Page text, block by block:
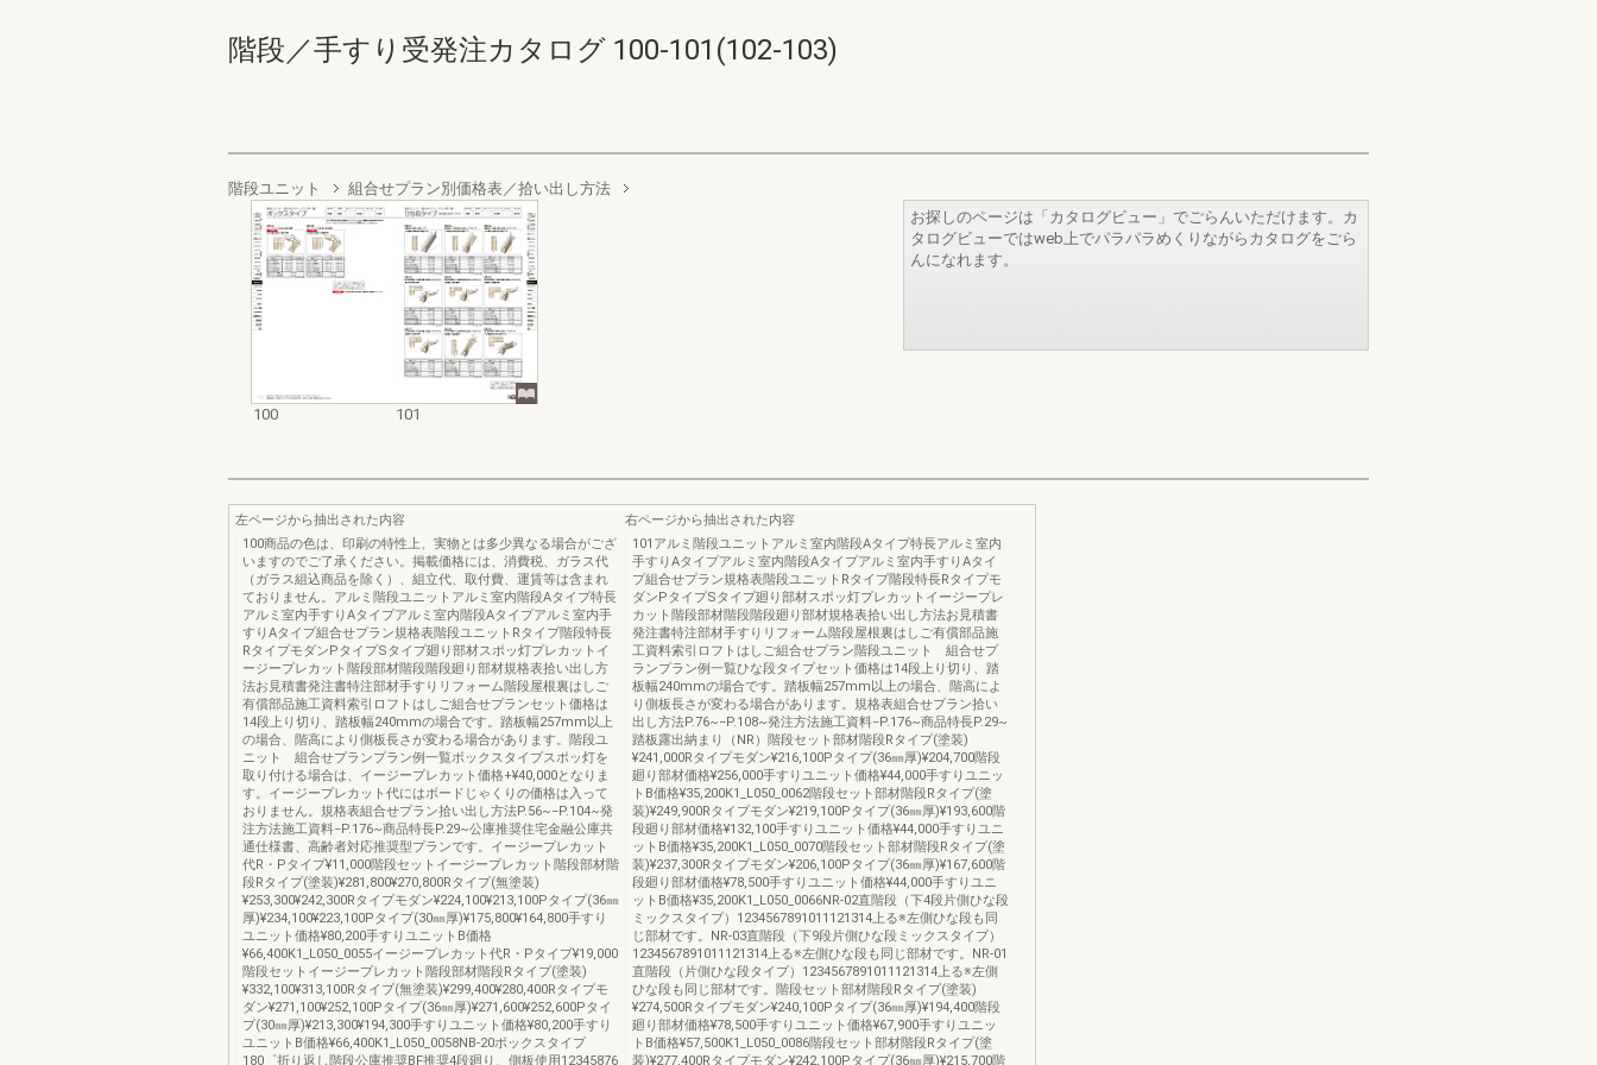
階段／手すり受発注カタログ 100-101(102-103)
階段ユニット 組合せプラン別価格表／拾い出し方法
100 101
お探しのページは「カタログビュー」でごらんいただけます。カ
タログビューではweb上でパラパラめくりながらカタログをごら
んになれます。
左ページから抽出された内容
100商品の色は、印刷の特性上、実物とは多少異なる場合がござ
いますのでご了承ください。掲載価格には、消費税、ガラス代
（ガラス組込商品を除く）、組立代、取付費、運賃等は含まれ
ておりません。アルミ階段ユニットアルミ室内階段Aタイプ特長
アルミ室内手すりAタイプアルミ室内階段Aタイプアルミ室内手
すりAタイプ組合せプラン規格表階段ユニットRタイプ階段特長
RタイプモダンPタイプSタイプ廻り部材スポッ灯プレカットイ
ージープレカット階段部材階段階段廻り部材規格表拾い出し方
法お見積書発注書特注部材手すりリフォーム階段屋根裏はしご
有償部品施工資料索引ロフトはしご組合せプランセット価格は
14段上り切り、踏板幅240mmの場合です。踏板幅257mm以上
の場合、階高により側板長さが変わる場合があります。階段ユ
ニット 組合せプランプラン例一覧ボックスタイプスポッ灯を
取り付ける場合は、イージープレカット価格+¥40,000となりま
す。イージープレカット代にはボードじゃくりの価格は入って
おりません。規格表組合せプラン拾い出し方法P.56~−P.104~発
注方法施工資料−P.176~商品特長P.29~公庫推奨住宅金融公庫共
通仕様書、高齢者対応推奨型プランです。イージープレカット
代R・Pタイプ¥11,000階段セットイージープレカット階段部材階
段Rタイプ(塗装)¥281,800¥270,800Rタイプ(無塗装)
¥253,300¥242,300Rタイプモダン¥224,100¥213,100Pタイプ(36㎜
厚)¥234,100¥223,100Pタイプ(30㎜厚)¥175,800¥164,800手すり
ユニット価格¥80,200手すりユニットB価格
¥66,400K1_L050_0055イージープレカット代R・Pタイプ¥19,000
階段セットイージープレカット階段部材階段Rタイプ(塗装)
¥332,100¥313,100Rタイプ(無塗装)¥299,400¥280,400Rタイプモ
ダン¥271,100¥252,100Pタイプ(36㎜厚)¥271,600¥252,600Pタイ
プ(30㎜厚)¥213,300¥194,300手すりユニット価格¥80,200手すり
ユニットB価格¥66,400K1_L050_0058NB-20ボックスタイプ
180゜折り返し階段公庫推奨BF推奨4段廻り、側板使用12345876
右ページから抽出された内容
101アルミ階段ユニットアルミ室内階段Aタイプ特長アルミ室内
手すりAタイプアルミ室内階段Aタイプアルミ室内手すりAタイ
プ組合せプラン規格表階段ユニットRタイプ階段特長Rタイプモ
ダンPタイプSタイプ廻り部材スポッ灯プレカットイージープレ
カット階段部材階段階段廻り部材規格表拾い出し方法お見積書
発注書特注部材手すりリフォーム階段屋根裏はしご有償部品施
工資料索引ロフトはしご組合せプラン階段ユニット 組合せプ
ランプラン例一覧ひな段タイプセット価格は14段上り切り、踏
板幅240mmの場合です。踏板幅257mm以上の場合、階高によ
り側板長さが変わる場合があります。規格表組合せプラン拾い
出し方法P.76~−P.108~発注方法施工資料−P.176~商品特長P.29~
踏板露出納まり（NR）階段セット部材階段Rタイプ(塗装)
¥241,000Rタイプモダン¥216,100Pタイプ(36㎜厚)¥204,700階段
廻り部材価格¥256,000手すりユニット価格¥44,000手すりユニッ
トB価格¥35,200K1_L050_0062階段セット部材階段Rタイプ(塗
装)¥249,900Rタイプモダン¥219,100Pタイプ(36㎜厚)¥193,600階
段廻り部材価格¥132,100手すりユニット価格¥44,000手すりユニ
ットB価格¥35,200K1_L050_0070階段セット部材階段Rタイプ(塗
装)¥237,300Rタイプモダン¥206,100Pタイプ(36㎜厚)¥167,600階
段廻り部材価格¥78,500手すりユニット価格¥44,000手すりユニ
ットB価格¥35,200K1_L050_0066NR-02直階段（下4段片側ひな段
ミックスタイプ）1234567891011121314上る※左側ひな段も同
じ部材です。NR-03直階段（下9段片側ひな段ミックスタイプ）
1234567891011121314上る※左側ひな段も同じ部材です。NR-01
直階段（片側ひな段タイプ）1234567891011121314上る※左側
ひな段も同じ部材です。階段セット部材階段Rタイプ(塗装)
¥274,500Rタイプモダン¥240,100Pタイプ(36㎜厚)¥194,400階段
廻り部材価格¥78,500手すりユニット価格¥67,900手すりユニッ
トB価格¥57,500K1_L050_0086階段セット部材階段Rタイプ(塗
装)¥277,400Rタイプモダン¥242,100Pタイプ(36㎜厚)¥215,700階